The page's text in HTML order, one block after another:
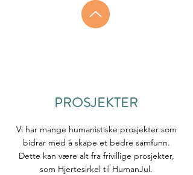
PROSJEKTER
Vi har mange humanistiske prosjekter som
bidrar med å skape et bedre samfunn.
Dette kan være alt fra frivillige prosjekter,
som Hjertesirkel til HumanJul.